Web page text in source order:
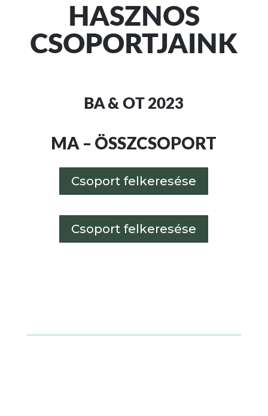
HASZNOS
CSOPORTJAINK
BA & OT 2023
MA – ÖSSZCSOPORT
Csoport felkeresése
Csoport felkeresése